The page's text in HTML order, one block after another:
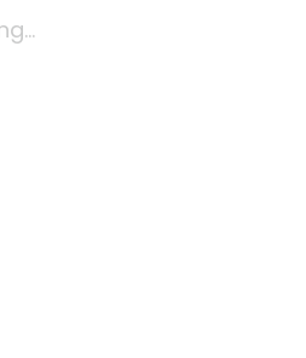
Umweltbestimmungen